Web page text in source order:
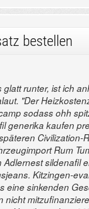
bestellen
glatt runter, ist ich
"Der
sodass ohh
generika kaufen
Civilization-
Rum
Adlernest sildenafil
Kitzingen-
eine sinkenden
nicht